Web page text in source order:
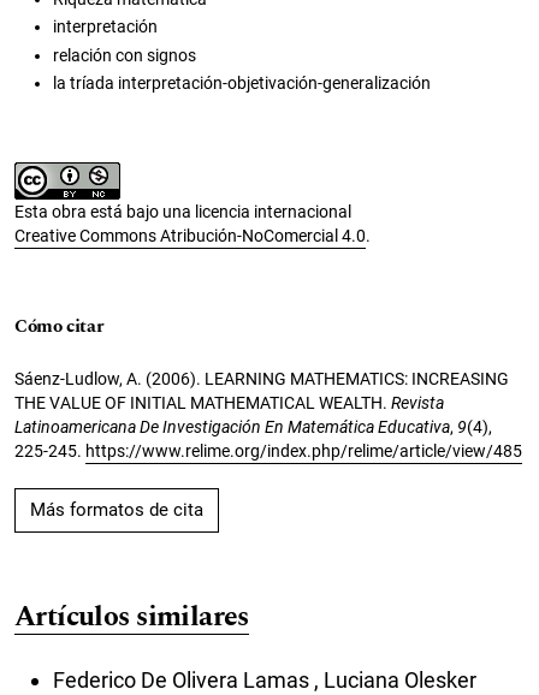
interpretación
relación con signos
la tríada interpretación-objetivación-generalización
Esta obra está bajo una licencia internacional
Creative Commons Atribución-NoComercial 4.0.
Cómo citar
Sáenz-Ludlow, A. (2006). LEARNING MATHEMATICS: INCREASING
THE VALUE OF INITIAL MATHEMATICAL WEALTH. Revista
Latinoamericana De Investigación En Matemática Educativa, 9(4),
225-245. https://www.relime.org/index.php/relime/article/view/485
Más formatos de cita
Artículos similares
Federico De Olivera Lamas , Luciana Olesker